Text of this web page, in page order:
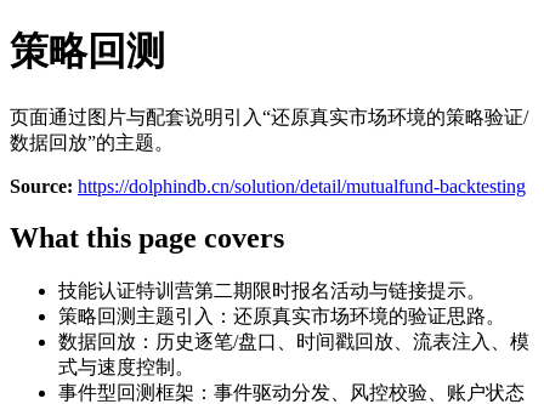
策略回测
页面通过图片与配套说明引入“还原真实市场环境的策略验证/
数据回放”的主题。
Source: https://dolphindb.cn/solution/detail/mutualfund-backtesting
What this page covers
技能认证特训营第二期限时报名活动与链接提示。
策略回测主题引入：还原真实市场环境的验证思路。
数据回放：历史逐笔/盘口、时间戳回放、流表注入、模
式与速度控制。
事件型回测框架：事件驱动分发、风控校验、账户状态